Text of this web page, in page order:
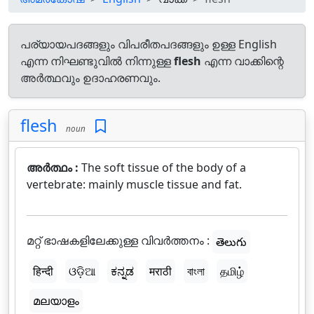
പര്യായപദങ്ങളും വിപരീതപദങ്ങളും ഉള്ള English
എന്ന നിഘണ്ടുവിൽ നിന്നുള്ളflesh എന്ന വാക്കിന്റെ
അർത്ഥവും ഉദാഹരണവും.
flesh noun
അർത്ഥം : The soft tissue of the body of a
vertebrate: mainly muscle tissue and fat.
മറ്റ് ഭാഷകളിലേക്കുള്ള വിവർത്തനം : తెలుగు
हिन्दी
ଓଡ଼ିଆ ಕನ್ನಡ मराठी বাংলা
தமிழ்
മലയാളം